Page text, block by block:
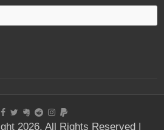
2026, All Rights Reserved |